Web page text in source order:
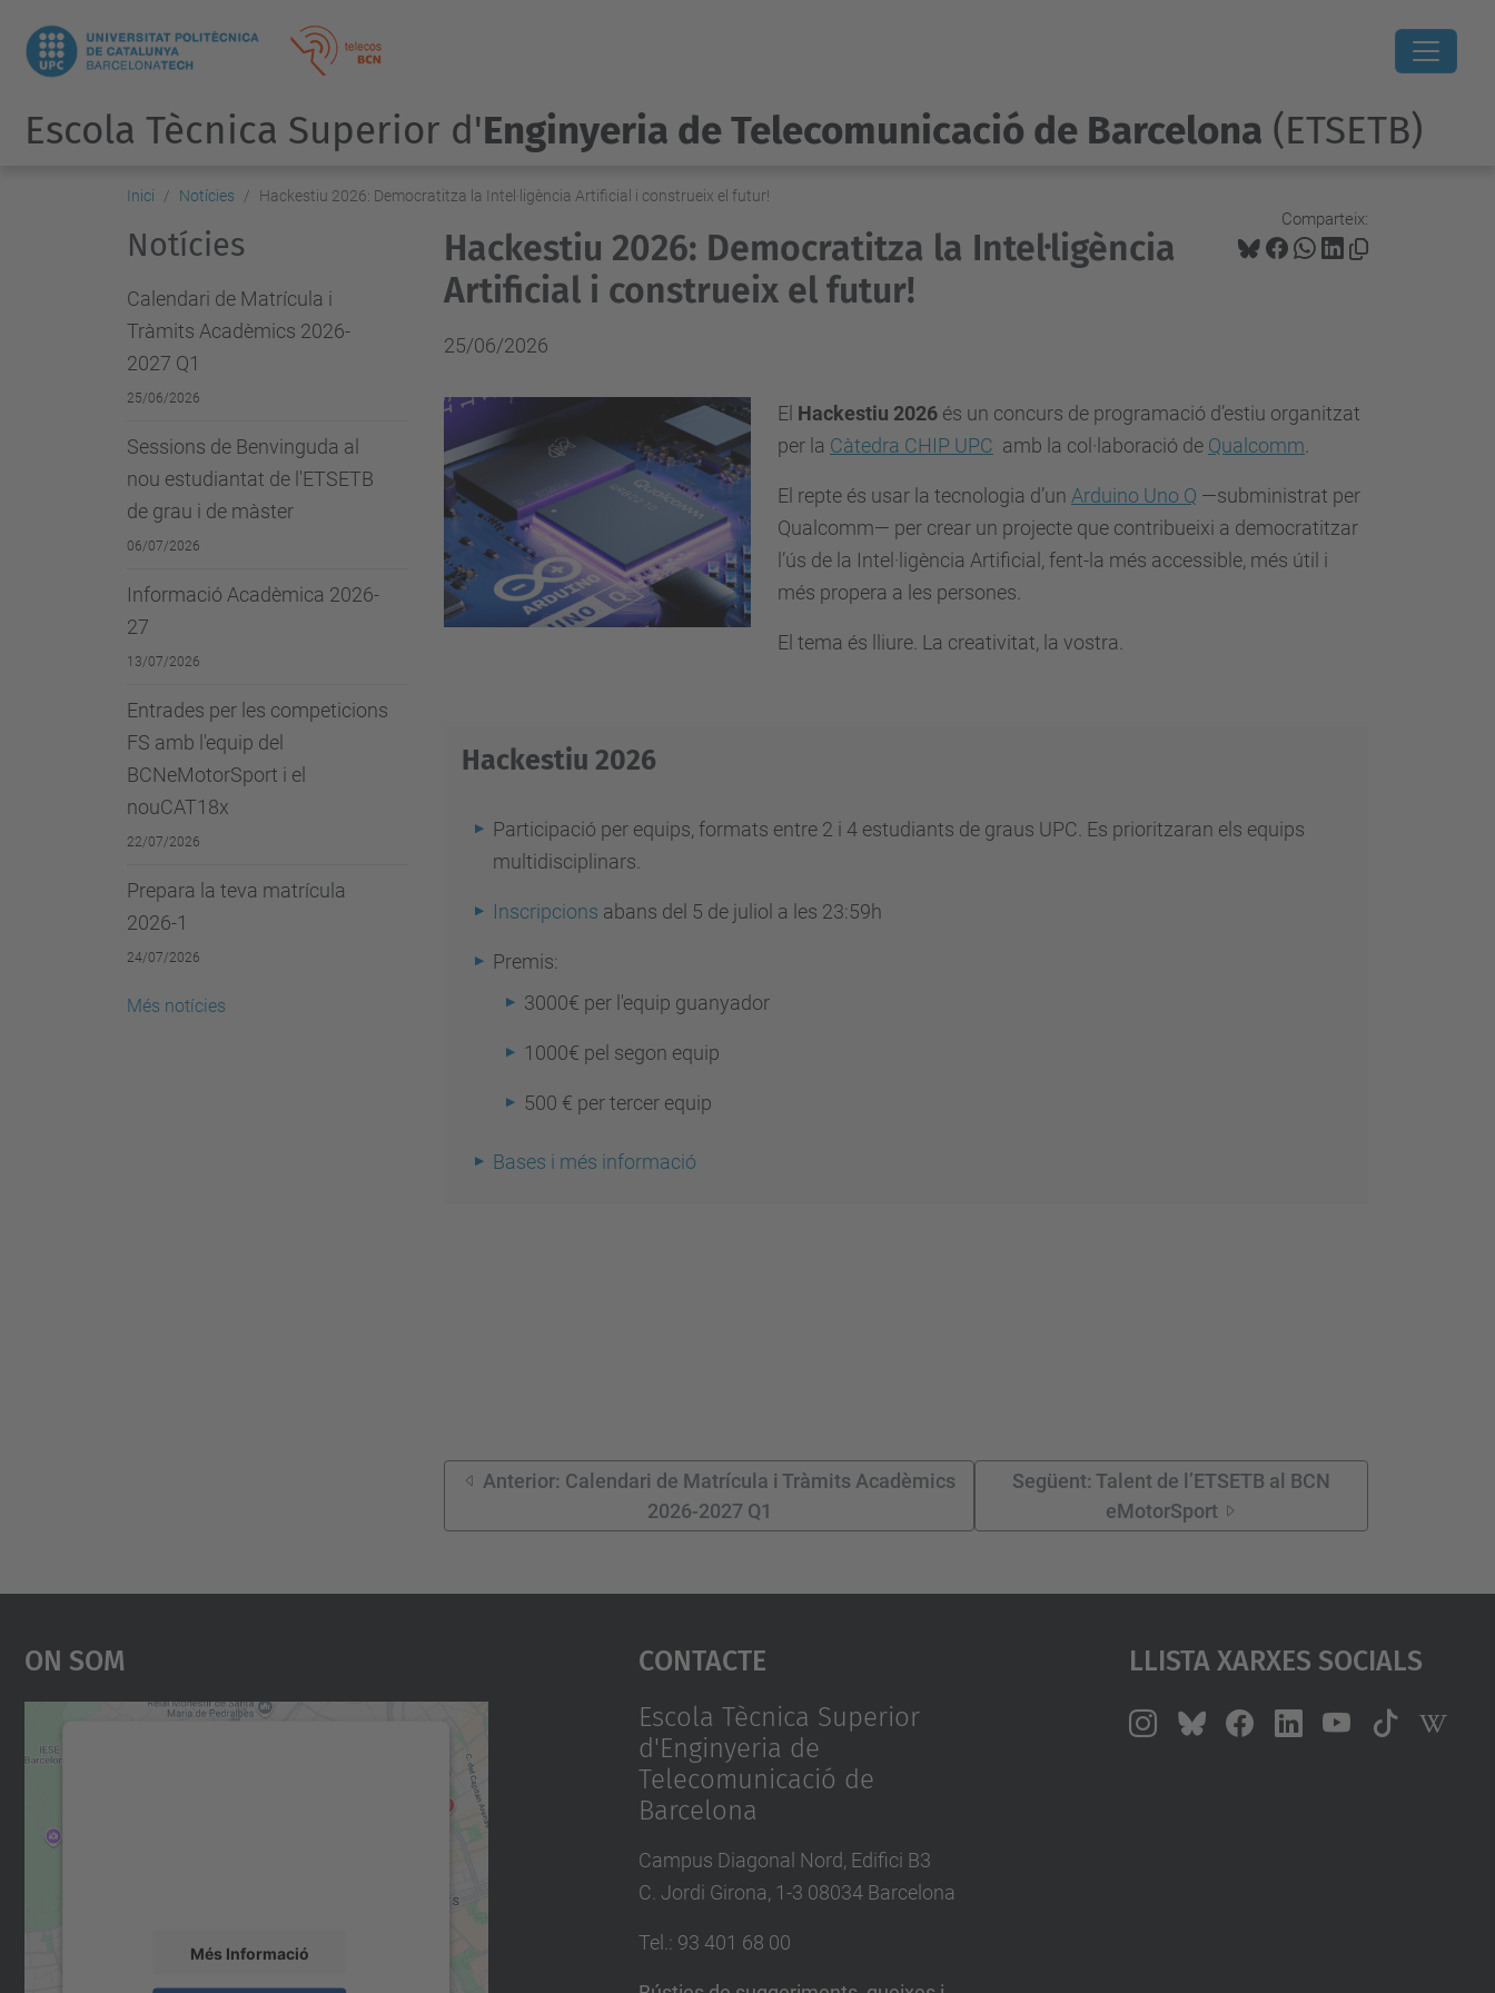
Escola Tècnica Superior d'Enginyeria de Telecomunicació de Barcelona (ETSETB)
Inici Notícies Hackestiu 2026: Democratitza la Intel·ligència Artificial i construeix el futur!
Comparteix:
Hackestiu 2026: Democratitza la Intel·ligència
Artificial i construeix el futur!
25/06/2026
El Hackestiu 2026 és un concurs de programació d’estiu organitzat
per la Càtedra CHIP UPC amb la col·laboració de Qualcomm
El repte és usar la tecnologia d’un Arduino Uno Q —subministrat per
Qualcomm— per crear un projecte que contribueixi a democratitzar
l’ús de la Intel·ligència Artificial, fent-la més accessible, més útil i
més propera a les persones.
El tema és lliure. La creativitat, la vostra.
Hackestiu 2026
Participació per equips, formats entre 2 i 4 estudiants de graus UPC. Es prioritzaran els equips
multidisciplinars.
Inscripcions abans del 5 de juliol a les 23:59h
Premis:
3000€ per l'equip guanyador
1000€ pel segon equip
500 € per tercer equip
Bases i més informació
Anterior: Calendari de Matrícula i Tràmits Acadèmics
2026-2027 Q1
Següent: Talent de l’ETSETB al BCN
eMotorSport
Notícies
Calendari de Matrícula i
Tràmits Acadèmics 2026-
2027 Q1
25/06/2026
Sessions de Benvinguda al
nou estudiantat de l'ETSETB
de grau i de màster
06/07/2026
Informació Acadèmica 2026-
27
13/07/2026
Entrades per les competicions
FS amb l'equip del
BCNeMotorSport i el
nouCAT18x
22/07/2026
Prepara la teva matrícula
2026-1
24/07/2026
Més notícies
On Som
Més Informació
Contacte
Escola Tècnica Superior
d'Enginyeria de
Telecomunicació de
Barcelona
Campus Diagonal Nord, Edifici B3
C. Jordi Girona, 1-3 08034 Barcelona
Tel. : 93 401 68 00
Llista Xarxes Socials